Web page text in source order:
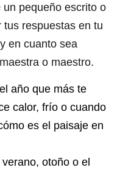
pequeño escrito o
respuestas en tu
en cuanto sea
o maestro.
año que más te
calor, frío o cuando
es el paisaje en
otoño o el